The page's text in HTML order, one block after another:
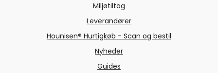
Miljøtiltag
Leverandører
Hounisen® Hurtigkøb - Scan og bestil
Nyheder
Guides